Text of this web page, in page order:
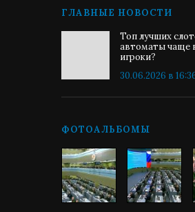
ГЛАВНЫЕ НОВОСТИ
Топ лучших
автоматы чаще
игроки?
30.06.2026 в
ФОТОАЛЬБОМЫ